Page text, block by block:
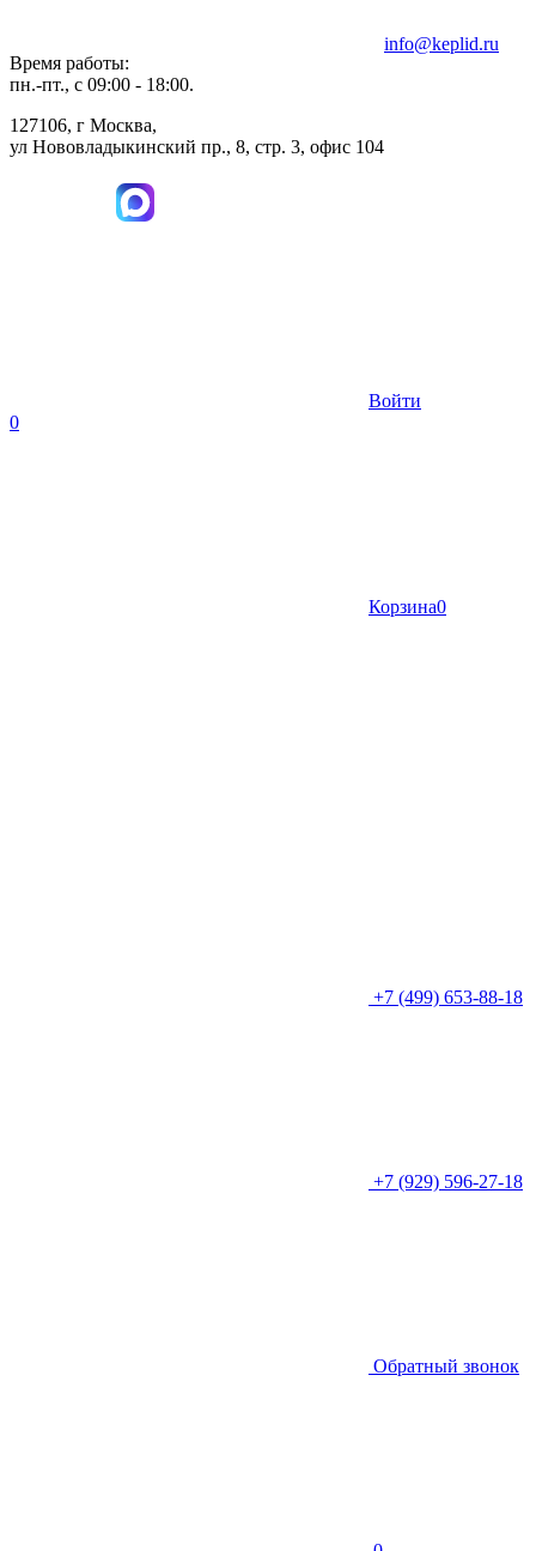
Время работы:
пн.-пт., с 09:00 - 18:00.
127106, г Москва,
ул Нововладыкинский пр., 8, стр. 3, офис 104
info@keplid.ru
Войти
0
Корзина0
+7 (499) 653-88-18
+7 (929) 596-27-18
Обратный звонок